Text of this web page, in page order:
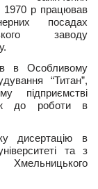
1970 р працював
посадах
заводу
в Особливому
“Титан”,
підприємстві
до роботи в
дисертацію в
та з